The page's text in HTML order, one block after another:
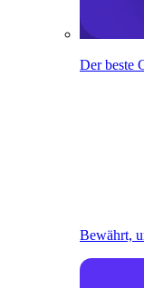
Der beste
Bewährt,